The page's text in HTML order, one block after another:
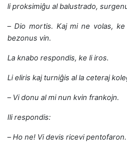
li proksimiĝu al balustrado,
– Dio mortis. Kaj mi ne volas,
bezonus vin.
La knabo respondis, ke li iros.
Li eliris kaj turniĝis al la ceteraj
– Vi donu al mi nun kvin frankojn.
Ili respondis:
–Ho ne! Vi devis ricevi